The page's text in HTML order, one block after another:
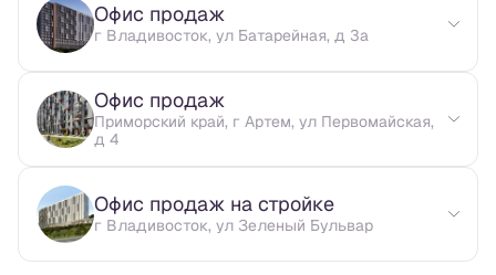
Офис продаж
г Владивосток, ул Батарейная, д 3а
Офис продаж
Приморский край, г Артем, ул Первомайская,
д 4
Офис продаж на стройке
г Владивосток, ул Зеленый Бульвар